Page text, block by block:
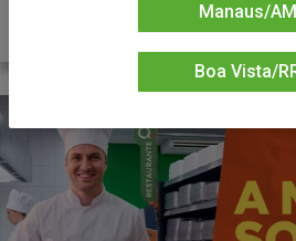
Manaus/AM
Boa Vista/